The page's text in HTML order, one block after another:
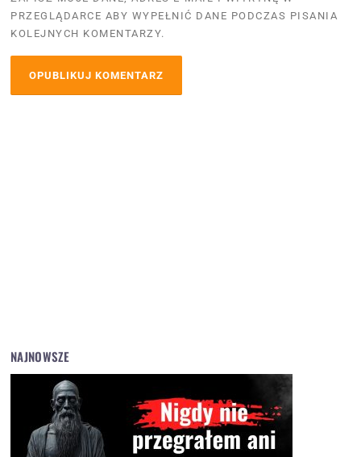
PRZEGLĄDARCE ABY WYPEŁNIĆ DANE PODCZAS PISANIA
KOLEJNYCH KOMENTARZY.
NAJNOWSZE